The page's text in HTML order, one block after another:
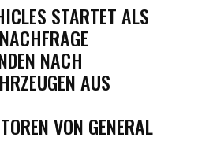
STARTET ALS
NACH
AUS
VON GENERAL